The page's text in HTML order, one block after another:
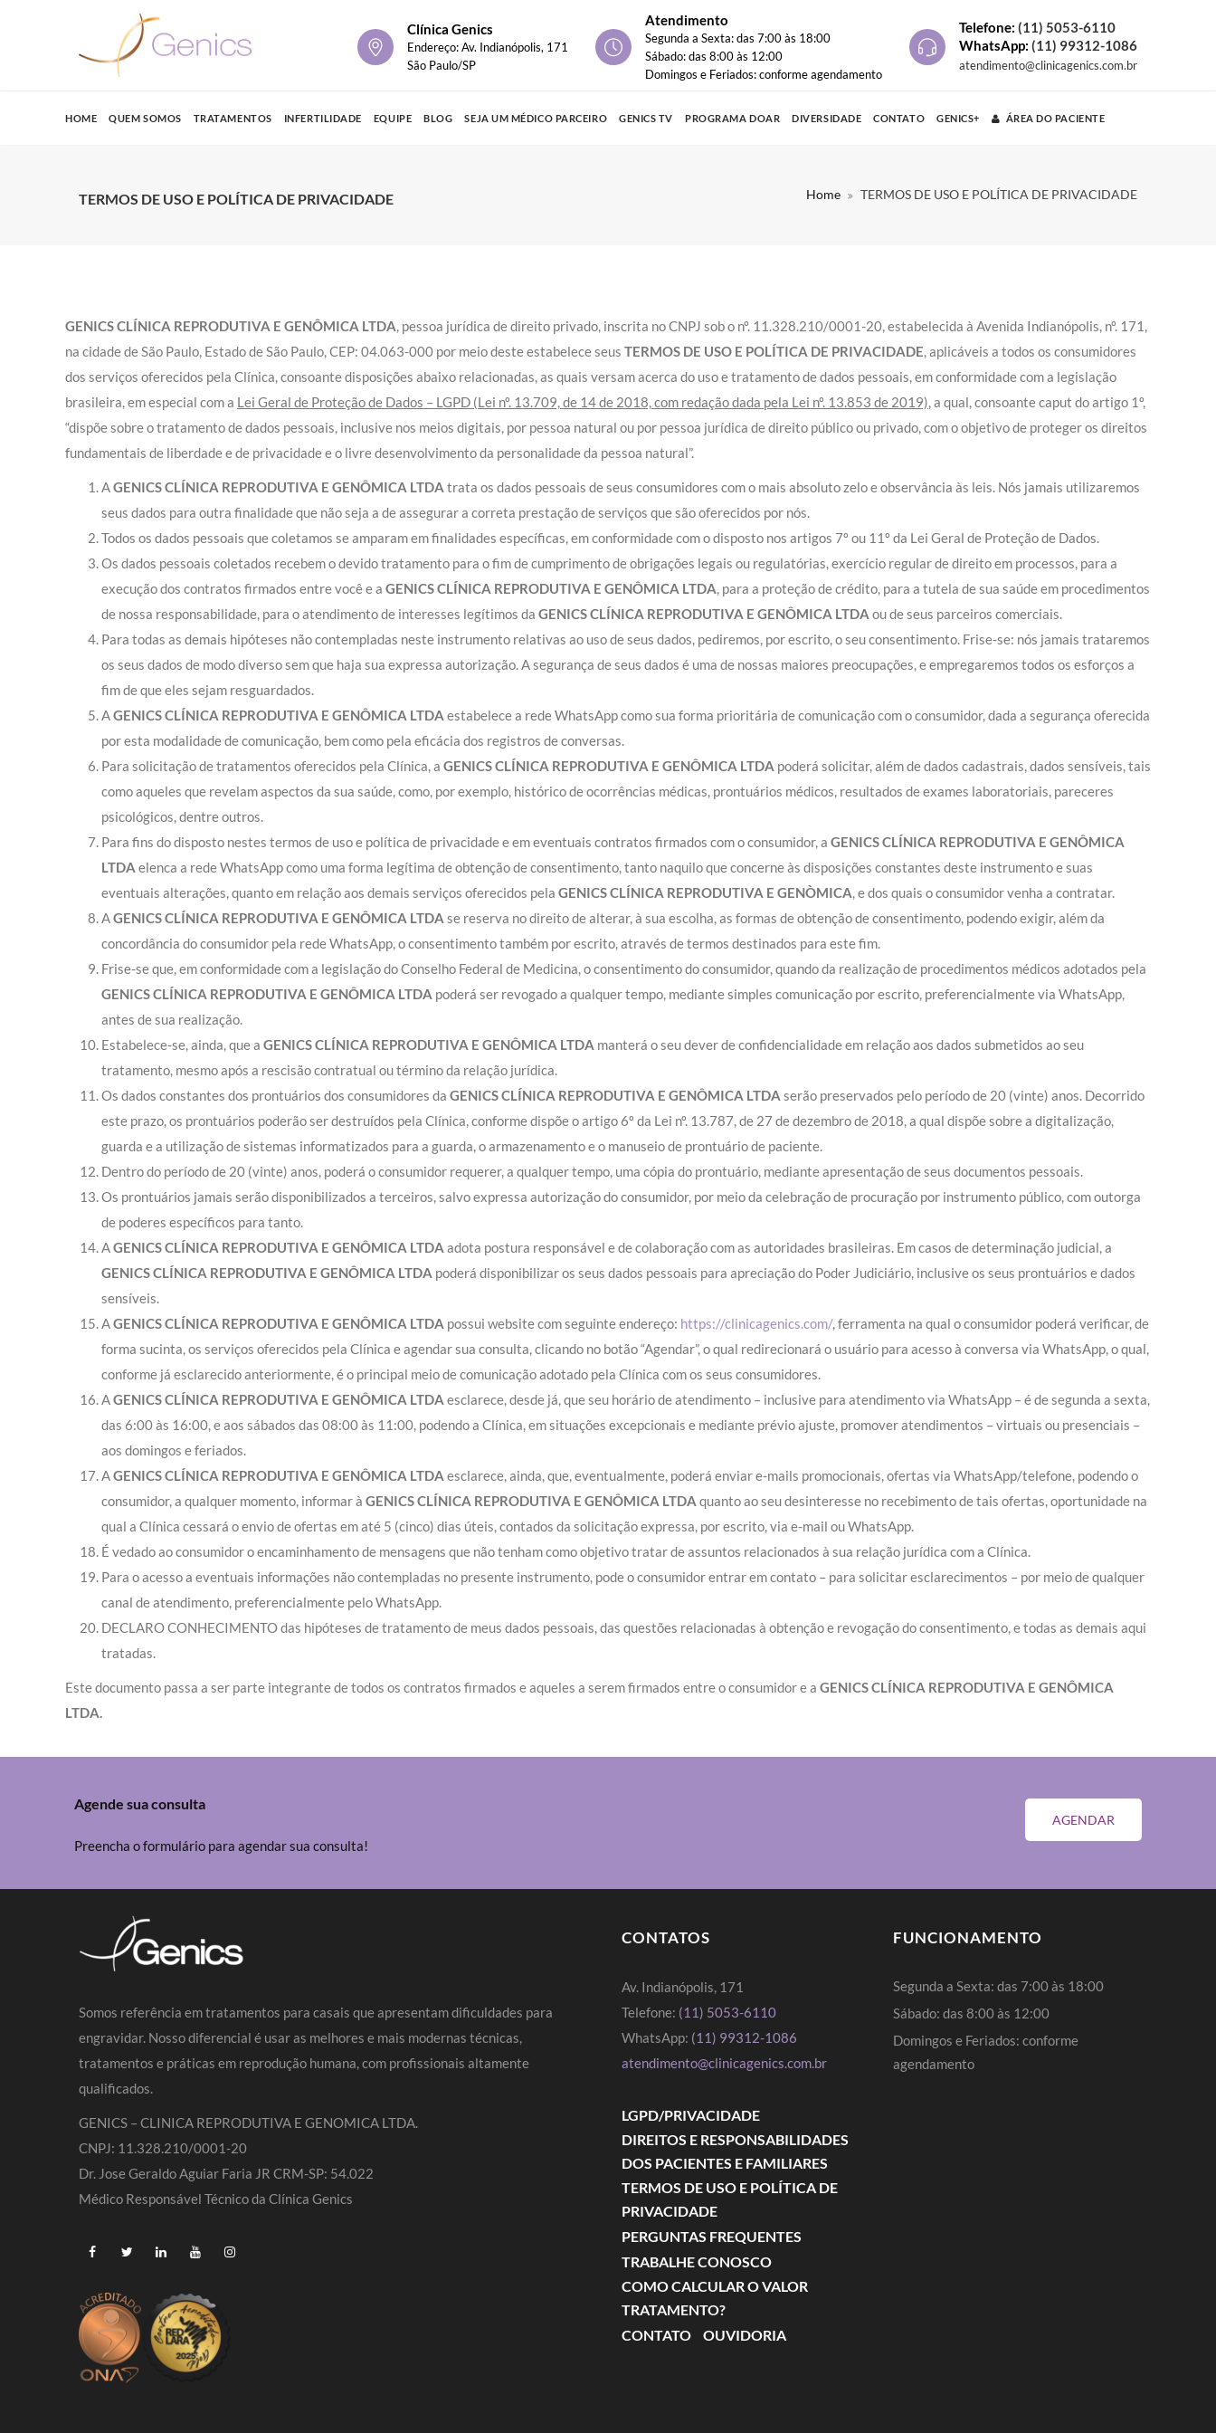
Clínica Genics
Endereço: Av. Indianópolis, 171
São Paulo/SP
Atendimento
Segunda a Sexta: das 7:00 às 18:00
Sábado: das 8:00 às 12:00
Domingos e Feriados: conforme agendamento
Telefone: (11) 5053-6110
WhatsApp: (11) 99312-1086
atendimento@clinicagenics.com.br
HOME QUEM SOMOS TRATAMENTOS INFERTILIDADE EQUIPE BLOG SEJA UM MÉDICO PARCEIRO GENICS TV PROGRAMA DOAR DIVERSIDADE CONTATO GENICS+ ÁREA DO PACIENTE
TERMOS DE USO E POLÍTICA DE PRIVACIDADE Home TERMOS DE USO E POLÍTICA DE PRIVACIDADE
GENICS CLÍNICA REPRODUTIVA E GENÔMICA LTDA, pessoa jurídica de direito privado, inscrita no CNPJ sob o nº. 11.328.210/0001-20, estabelecida à Avenida Indianópolis, nº. 171,
na cidade de São Paulo, Estado de São Paulo, CEP: 04.063-000 por meio deste estabelece seus TERMOS DE USO E POLÍTICA DE PRIVACIDADE, aplicáveis a todos os consumidores
dos serviços oferecidos pela Clínica, consoante disposições abaixo relacionadas, as quais versam acerca do uso e tratamento de dados pessoais, em conformidade com a legislação
brasileira, em especial com a Lei Geral de Proteção de Dados – LGPD (Lei nº. 13.709, de 14 de 2018, com redação dada pela Lei nº. 13.853 de 2019), a qual, consoante caput do artigo 1º,
“dispõe sobre o tratamento de dados pessoais, inclusive nos meios digitais, por pessoa natural ou por pessoa jurídica de direito público ou privado, com o objetivo de proteger os direitos
fundamentais de liberdade e de privacidade e o livre desenvolvimento da personalidade da pessoa natural”.
AGENICS CLÍNICA REPRODUTIVA E GENÔMICA LTDA trata os dados pessoais de seus consumidores com o mais absoluto zelo e observância às leis. Nós jamais utilizaremos
seus dados para outra finalidade que não seja a de assegurar a correta prestação de serviços que são oferecidos por nós.
Todos os dados pessoais que coletamos se amparam em finalidades específicas, em conformidade com o disposto nos artigos 7º ou 11º da Lei Geral de Proteção de Dados.
Os dados pessoais coletados recebem o devido tratamento para o fim de cumprimento de obrigações legais ou regulatórias, exercício regular de direito em processos, para a
execução dos contratos firmados entre você e a GENICS CLÍNICA REPRODUTIVA E GENÔMICA LTDA, para a proteção de crédito, para a tutela de sua saúde em procedimentos
de nossa responsabilidade, para o atendimento de interesses legítimos da GENICS CLÍNICA REPRODUTIVA E GENÔMICA LTDA ou de seus parceiros comerciais.
Para todas as demais hipóteses não contempladas neste instrumento relativas ao uso de seus dados, pediremos, por escrito, o seu consentimento. Frise-se: nós jamais trataremos
os seus dados de modo diverso sem que haja sua expressa autorização. A segurança de seus dados é uma de nossas maiores preocupações, e empregaremos todos os esforços a
fim de que eles sejam resguardados.
AGENICS CLÍNICA REPRODUTIVA E GENÔMICA LTDA estabelece a rede WhatsApp como sua forma prioritária de comunicação com o consumidor, dada a segurança oferecida
por esta modalidade de comunicação, bem como pela eficácia dos registros de conversas.
Para solicitação de tratamentos oferecidos pela Clínica, a GENICS CLÍNICA REPRODUTIVA E GENÔMICA LTDA poderá solicitar, além de dados cadastrais, dados sensíveis, tais
como aqueles que revelam aspectos da sua saúde, como, por exemplo, histórico de ocorrências médicas, prontuários médicos, resultados de exames laboratoriais, pareceres
psicológicos, dentre outros.
Para fins do disposto nestes termos de uso e política de privacidade e em eventuais contratos firmados com o consumidor, a GENICS CLÍNICA REPRODUTIVA E GENÔMICA
LTDA elenca a rede WhatsApp como uma forma legítima de obtenção de consentimento, tanto naquilo que concerne às disposições constantes deste instrumento e suas
eventuais alterações, quanto em relação aos demais serviços oferecidos pela GENICS CLÍNICA REPRODUTIVA E GENÒMICA, e dos quais o consumidor venha a contratar.
AGENICS CLÍNICA REPRODUTIVA E GENÔMICA LTDA se reserva no direito de alterar, à sua escolha, as formas de obtenção de consentimento, podendo exigir, além da
concordância do consumidor pela rede WhatsApp, o consentimento também por escrito, através de termos destinados para este fim.
Frise-se que, em conformidade com a legislação do Conselho Federal de Medicina, o consentimento do consumidor, quando da realização de procedimentos médicos adotados pela
GENICS CLÍNICA REPRODUTIVA E GENÔMICA LTDA poderá ser revogado a qualquer tempo, mediante simples comunicação por escrito, preferencialmente via WhatsApp,
antes de sua realização.
Estabelece-se, ainda, que a GENICS CLÍNICA REPRODUTIVA E GENÔMICA LTDA manterá o seu dever de confidencialidade em relação aos dados submetidos ao seu
tratamento, mesmo após a rescisão contratual ou término da relação jurídica.
Os dados constantes dos prontuários dos consumidores da GENICS CLÍNICA REPRODUTIVA E GENÔMICA LTDA serão preservados pelo período de 20 (vinte) anos. Decorrido
este prazo, os prontuários poderão ser destruídos pela Clínica, conforme dispõe o artigo 6º da Lei nº. 13.787, de 27 de dezembro de 2018, a qual dispõe sobre a digitalização,
guarda e a utilização de sistemas informatizados para a guarda, o armazenamento e o manuseio de prontuário de paciente.
Dentro do período de 20 (vinte) anos, poderá o consumidor requerer, a qualquer tempo, uma cópia do prontuário, mediante apresentação de seus documentos pessoais.
Os prontuários jamais serão disponibilizados a terceiros, salvo expressa autorização do consumidor, por meio da celebração de procuração por instrumento público, com outorga
de poderes específicos para tanto.
AGENICS CLÍNICA REPRODUTIVA E GENÔMICA LTDA adota postura responsável e de colaboração com as autoridades brasileiras. Em casos de determinação judicial, a
GENICS CLÍNICA REPRODUTIVA E GENÔMICA LTDA poderá disponibilizar os seus dados pessoais para apreciação do Poder Judiciário, inclusive os seus prontuários e dados
sensíveis.
AGENICS CLÍNICA REPRODUTIVA E GENÔMICA LTDA possui website com seguinte endereço: https://clinicagenics.com/, ferramenta na qual o consumidor poderá verificar, de
forma sucinta, os serviços oferecidos pela Clínica e agendar sua consulta, clicando no botão “Agendar”, o qual redirecionará o usuário para acesso à conversa via WhatsApp, o qual,
conforme já esclarecido anteriormente, é o principal meio de comunicação adotado pela Clínica com os seus consumidores.
AGENICS CLÍNICA REPRODUTIVA E GENÔMICA LTDA esclarece, desde já, que seu horário de atendimento – inclusive para atendimento via WhatsApp – é de segunda a sexta,
das 6:00 às 16:00, e aos sábados das 08:00 às 11:00, podendo a Clínica, em situações excepcionais e mediante prévio ajuste, promover atendimentos – virtuais ou presenciais –
aos domingos e feriados.
AGENICS CLÍNICA REPRODUTIVA E GENÔMICA LTDA esclarece, ainda, que, eventualmente, poderá enviar e-mails promocionais, ofertas via WhatsApp/telefone, podendo o
consumidor, a qualquer momento, informar à GENICS CLÍNICA REPRODUTIVA E GENÔMICA LTDA quanto ao seu desinteresse no recebimento de tais ofertas, oportunidade na
qual a Clínica cessará o envio de ofertas em até 5 (cinco) dias úteis, contados da solicitação expressa, por escrito, via e-mail ou WhatsApp.
É vedado ao consumidor o encaminhamento de mensagens que não tenham como objetivo tratar de assuntos relacionados à sua relação jurídica com a Clínica.
Para o acesso a eventuais informações não contempladas no presente instrumento, pode o consumidor entrar em contato – para solicitar esclarecimentos – por meio de qualquer
canal de atendimento, preferencialmente pelo WhatsApp.
DECLARO CONHECIMENTO das hipóteses de tratamento de meus dados pessoais, das questões relacionadas à obtenção e revogação do consentimento, e todas as demais aqui
tratadas.
Este documento passa a ser parte integrante de todos os contratos firmados e aqueles a serem firmados entre o consumidor e a GENICS CLÍNICA REPRODUTIVA E GENÔMICA
LTDA.
AGENDAR
Agende sua consulta
Preencha o formulário para agendar sua consulta!
Somos referência em tratamentos para casais que apresentam dificuldades para
engravidar. Nosso diferencial é usar as melhores e mais modernas técnicas,
tratamentos e práticas em reprodução humana, com profissionais altamente
qualificados.
GENICS – CLINICA REPRODUTIVA E GENOMICA LTDA.
CNPJ: 11.328.210/0001-20
Dr. Jose Geraldo Aguiar Faria JR CRM-SP: 54.022
Médico Responsável Técnico da Clínica Genics
CONTATOS
Av. Indianópolis, 171
Telefone: (11) 5053-6110
WhatsApp: (11) 99312-1086
atendimento@clinicagenics.com.br
LGPD/PRIVACIDADE
DIREITOS E RESPONSABILIDADES
DOS PACIENTES E FAMILIARES
TERMOS DE USO E POLÍTICA DE
PRIVACIDADE
PERGUNTAS FREQUENTES
TRABALHE CONOSCO
COMO CALCULAR O VALOR
TRATAMENTO?
CONTATO
OUVIDORIA
FUNCIONAMENTO
Segunda a Sexta: das 7:00 às 18:00
Sábado: das 8:00 às 12:00
Domingos e Feriados: conforme
agendamento